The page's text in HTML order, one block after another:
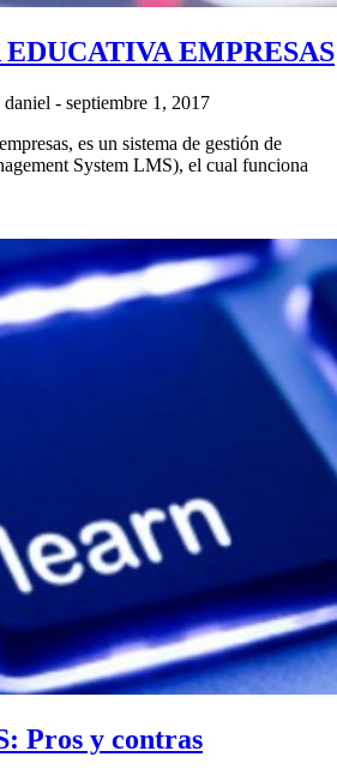
EMPRESAS
daniel - septiembre 1, 2017
es un sistema de gestión de
System LMS), el cual funciona
Pros y contras